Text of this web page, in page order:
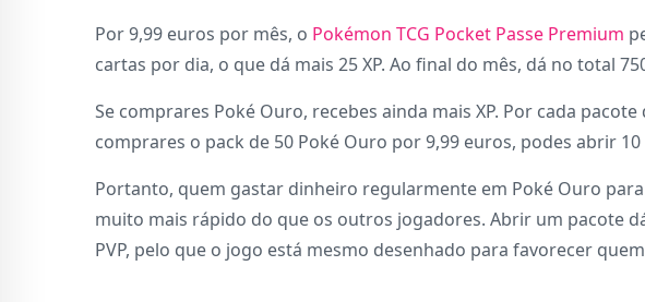
Por 9,99 euros por mês, o Pokémon TCG Pocket Passe Premium
cartas por dia, o que dá mais 25 XP. Ao final do mês, dá no total
Se comprares Poké Ouro, recebes ainda mais XP. Por cada pacote
comprares o pack de 50 Poké Ouro por 9,99 euros, podes abrir 10
Portanto, quem gastar dinheiro regularmente em Poké Ouro
muito mais rápido do que os outros jogadores. Abrir um pacote
PVP, pelo que o jogo está mesmo desenhado para favorecer